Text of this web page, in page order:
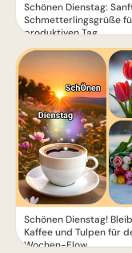
Schönen Dienstag:
Schmetterlingsgrüße
produktiven Tag
Schönen Dienstag!
Kaffee und Tulpen für
Wochen-Flow